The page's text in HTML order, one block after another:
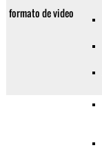
formato de video